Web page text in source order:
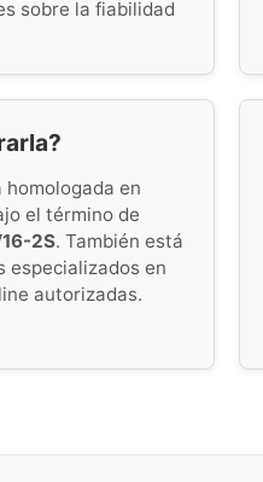
sobre la fiabilidad
en
el término de
2S. También está
especializados en
autorizadas.